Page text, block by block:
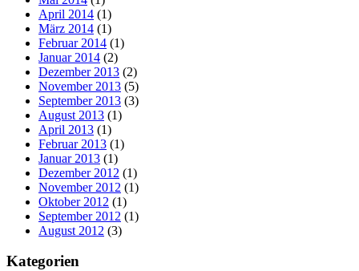
April 2014 (1)
März 2014 (1)
Februar 2014 (1)
Januar 2014 (2)
Dezember 2013 (2)
November 2013 (5)
September 2013 (3)
August 2013 (1)
April 2013 (1)
Februar 2013 (1)
Januar 2013 (1)
Dezember 2012 (1)
November 2012 (1)
Oktober 2012 (1)
September 2012 (1)
August 2012 (3)
Kategorien